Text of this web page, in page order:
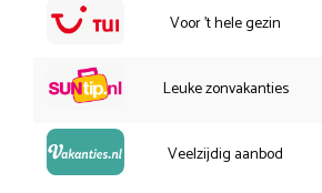
Voor 't hele gezin
Leuke zonvakanties
Veelzijdig aanbod